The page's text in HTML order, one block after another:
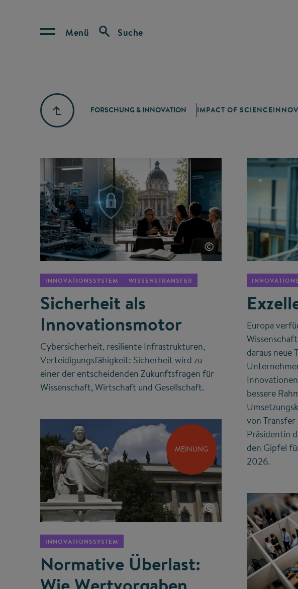
Menü Suche
FORSCHUNG & INNOVATION IMPACT OF SCIENCE
©
INNOVATIONSSYSTEM WISSENSTRANSFER
Sicherheit als
Innovationsmotor
Cybersicherheit, resiliente Infrastrukturen,
Verteidigungsfähigkeit: Sicherheit wird zu
einer der entscheidenden Zukunftsfragen für
Wissenschaft, Wirtschaft und Gesellschaft.
Europa
daraus
bessere
von
Präsidentin
den Gipfel
2026.
MEINUNG
©
INNOVATIONSSYSTEM
Normative Überlast: